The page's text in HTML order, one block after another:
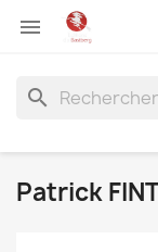

search
Patrick